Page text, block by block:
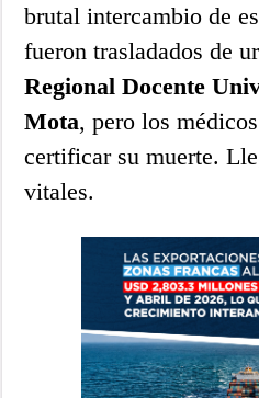
brutal intercambio de
fueron trasladados de
Regional Docente
Mota, pero los
certificar su muerte.
vitales.